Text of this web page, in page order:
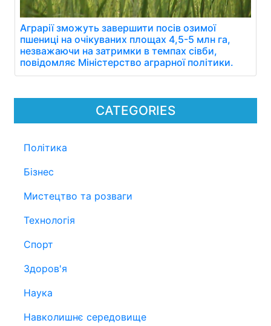
CATEGORIES
Політика
Бізнес
Мистецтво та розваги
Технологія
Спорт
Здоров'я
Наука
Навколишнє середовище
Аграрії зможуть завершити посів озимої
пшениці на очікуваних площах 4,5-5 млн га,
незважаючи на затримки в темпах сівби,
повідомляє Міністерство аграрної політики.